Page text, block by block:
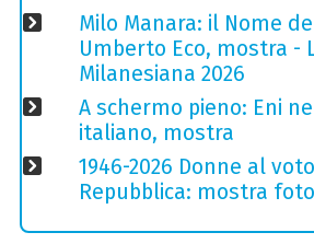
Milo Manara: il Nome
Umberto Eco, mostra -
Milanesiana 2026
A schermo pieno: Eni
italiano, mostra
1946-2026 Donne al
Repubblica: mostra